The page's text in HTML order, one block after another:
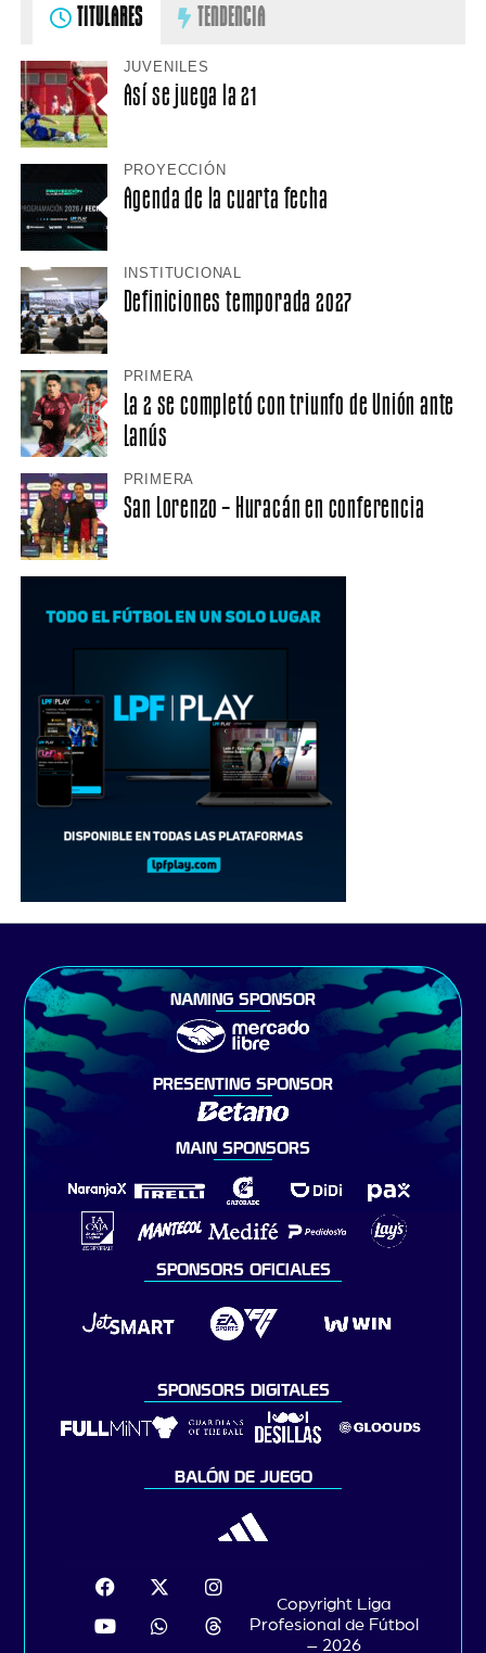
TITULARES TENDENCIA
JUVENILES
Así se juega la 21
PROYECCIÓN
Agenda de la cuarta fecha
INSTITUCIONAL
Definiciones temporada 2027
PRIMERA
La 2 se completó con triunfo de Unión ante
Lanús
PRIMERA
San Lorenzo – Huracán en conferencia
NAMING SPONSOR
PRESENTING SPONSOR
MAIN SPONSORS
SPONSORS OFICIALES
SPONSORS DIGITALES
BALÓN DE JUEGO
Copyright Liga
Profesional de Fútbol
– 2026